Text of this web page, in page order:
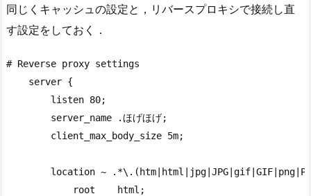
同じくキャッシュの設定と，リバースプロキシで接続し直
す設定をしておく．
# Reverse proxy settings
    server {
        listen 80;
        server_name .ほげほげ;
        client_max_body_size 5m;
location ~
            root    html;